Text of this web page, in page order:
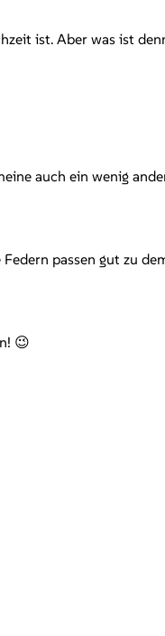
ist. Aber was ist
auch ein wenig
passen gut zu
😉